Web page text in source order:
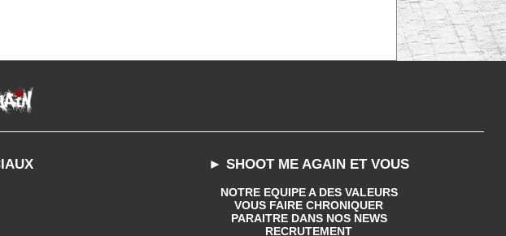
► SHOOT ME AGAIN ET VOUS
NOTRE EQUIPE A DES VALEURS
VOUS FAIRE CHRONIQUER
PARAITRE DANS NOS NEWS
RECRUTEMENT